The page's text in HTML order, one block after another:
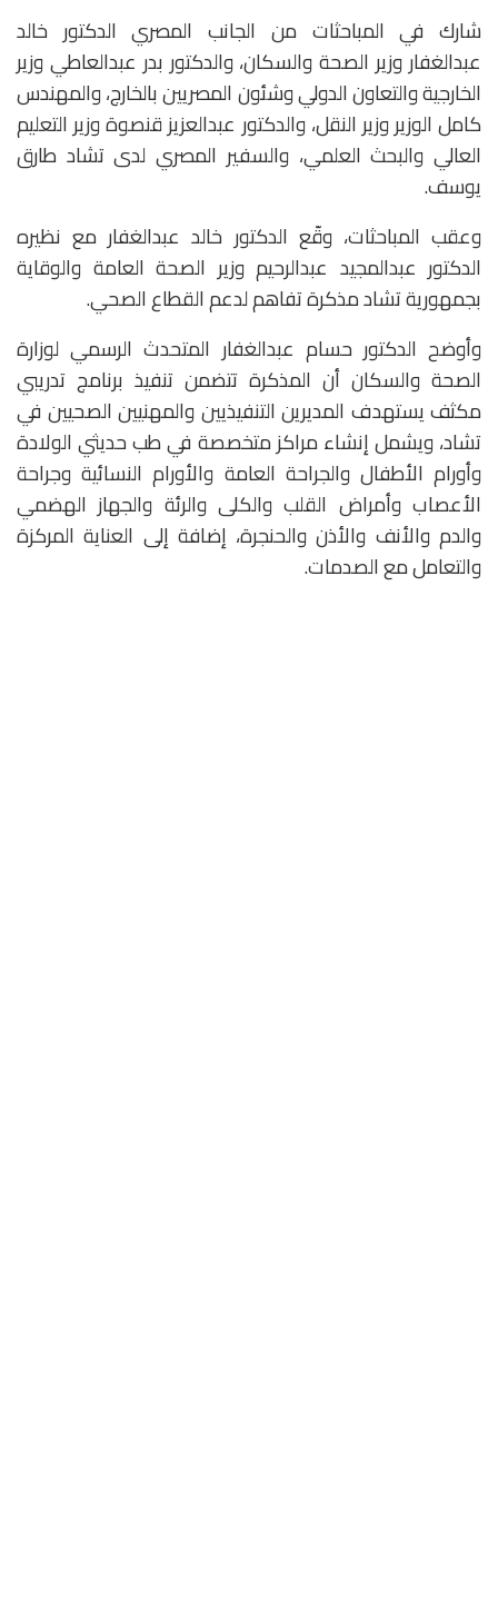
شارك في المباحثات من الجانب المصري الدكتور خالد
عبدالغفار وزير الصحة والسكان، والدكتور بدر عبدالعاطي وزير
الخارجية والتعاون الدولي وشئون المصريين بالخارج، والمهندس
كامل الوزير وزير النقل، والدكتور عبدالعزيز قنصوة وزير التعليم
العالي والبحث العلمي، والسفير المصري لدى تشاد طارق
يوسف.
وعقب المباحثات، وقّع الدكتور خالد عبدالغفار مع نظيره
الدكتور عبدالمجيد عبدالرحيم وزير الصحة العامة والوقاية
بجمهورية تشاد مذكرة تفاهم لدعم القطاع الصحي.
وأوضح الدكتور حسام عبدالغفار المتحدث الرسمي لوزارة
الصحة والسكان أن المذكرة تتضمن تنفيذ برنامج تدريبي
مكثف يستهدف المديرين التنفيذيين والمهنيين الصحيين في
تشاد، ويشمل إنشاء مراكز متخصصة في طب حديثي الولادة
وأورام الأطفال والجراحة العامة والأورام النسائية وجراحة
الأعصاب وأمراض القلب والكلى والرئة والجهاز الهضمي
والدم والأنف والأذن والحنجرة، إضافة إلى العناية المركزة
والتعامل مع الصدمات.